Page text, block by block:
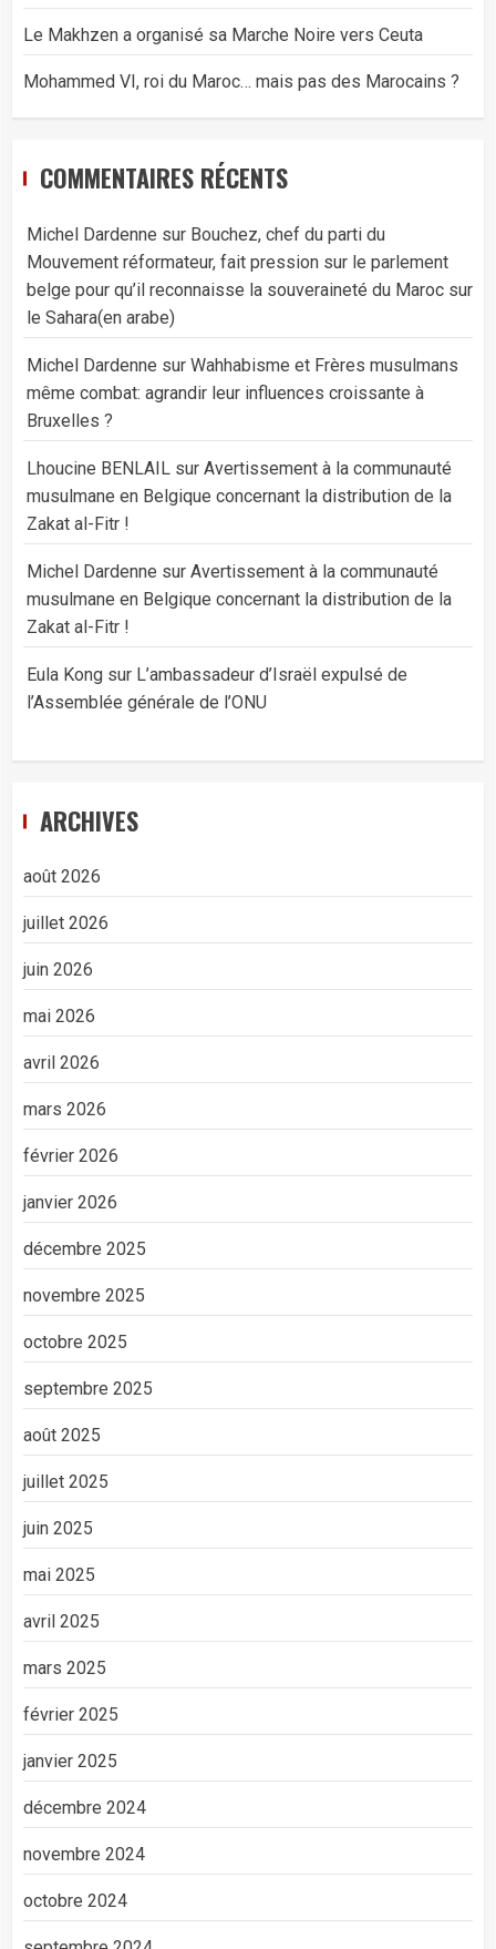
Le Makhzen a organisé sa Marche Noire vers Ceuta
Mohammed VI, roi du Maroc… mais pas des Marocains ?
COMMENTAIRES RÉCENTS
Michel Dardenne sur Bouchez, chef du parti du
Mouvement réformateur, fait pression sur le parlement
belge pour qu’il reconnaisse la souveraineté du Maroc sur
le Sahara(en arabe)
Michel Dardenne sur Wahhabisme et Frères musulmans
même combat: agrandir leur influences croissante à
Bruxelles ?
Lhoucine BENLAIL sur Avertissement à la communauté
musulmane en Belgique concernant la distribution de la
Zakat al-Fitr !
Michel Dardenne sur Avertissement à la communauté
musulmane en Belgique concernant la distribution de la
Zakat al-Fitr !
Eula Kong sur L’ambassadeur d’Israël expulsé de
l’Assemblée générale de l’ONU
ARCHIVES
août 2026
juillet 2026
juin 2026
mai 2026
avril 2026
mars 2026
février 2026
janvier 2026
décembre 2025
novembre 2025
octobre 2025
septembre 2025
août 2025
juillet 2025
juin 2025
mai 2025
avril 2025
mars 2025
février 2025
janvier 2025
décembre 2024
novembre 2024
octobre 2024